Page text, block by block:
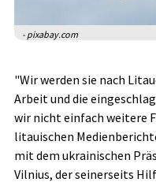
- pixabay.com
"Wir werden sie nach
Arbeit und die
wir nicht einfach weitere
litauischen
mit dem ukrainischen
Vilnius, der seinerseits